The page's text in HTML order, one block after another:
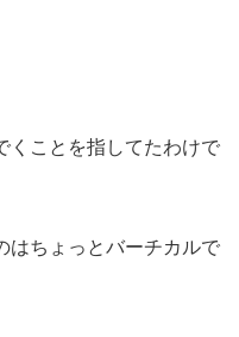
くことを指してたわけで
はちょっとバーチカルで